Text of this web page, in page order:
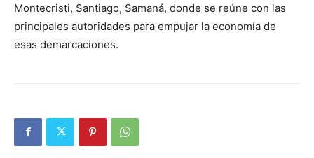
Montecristi, Santiago, Samaná, donde se reúne con las
principales autoridades para empujar la economía de
esas demarcaciones.